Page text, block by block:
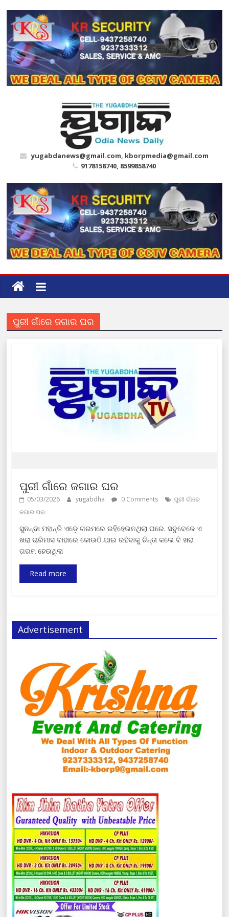
content
yugabdanews@gmail.com, kborpmedia@gmail.com
9178158740, 8599858740
ପୁରୀ ଗାଁରେ ଜଗାର ଘର
ପୁରୀ ଗାଁରେ ଜଗାର ଘର
05/03/2026 yugabdha 0 Comments
ପୁରୀ ଗାଁରେ
ଜଗାର ଘର
ସୁନନ୍ଦା ମହାନ୍ତି ଏଡ଼େ ଗରମରେ ରହିହେଉନଥିଲା ଘରେ. ସବୁବେଳେ ଏ
ଖରା ଚାରିମାସ ବାହାରେ କୋଉଠି ଯାଇ ରହିବାକୁ ଚିନ୍ତା କଲେ ବି ଖରା
ଗରମ ହେଉଥିଲା
Read more
Advertisement